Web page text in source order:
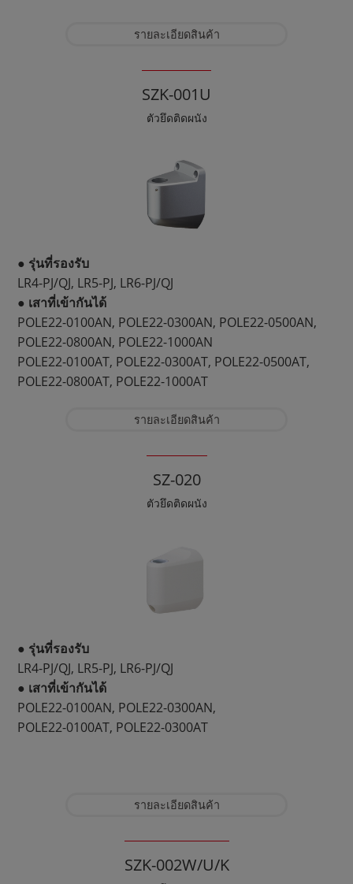
รายละเอียดสินค้า
SZK-001U
ตัวยึดติดผนัง
● รุ่นที่รองรับ
LR4-PJ/QJ, LR5-PJ, LR6-PJ/QJ
● เสาที่เข้ากันได้
POLE22-0100AN, POLE22-0300AN, POLE22-0500AN,
POLE22-0800AN, POLE22-1000AN
POLE22-0100AT, POLE22-0300AT, POLE22-0500AT,
POLE22-0800AT, POLE22-1000AT
รายละเอียดสินค้า
SZ-020
ตัวยึดติดผนัง
● รุ่นที่รองรับ
LR4-PJ/QJ, LR5-PJ, LR6-PJ/QJ
● เสาที่เข้ากันได้
POLE22-0100AN, POLE22-0300AN,
POLE22-0100AT, POLE22-0300AT
รายละเอียดสินค้า
SZK-002W/U/K